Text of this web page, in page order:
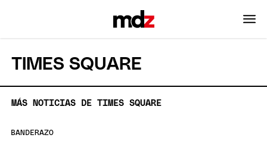
TIMES SQUARE
MÁS NOTICIAS DE TIMES SQUARE
BANDERAZO